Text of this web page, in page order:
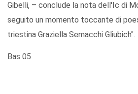
Gibelli, – conclude la nota dell'Ic di
seguito un momento toccante di
triestina Graziella Semacchi Gliubich".
Bas 05